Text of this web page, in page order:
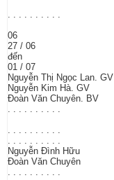
. . . . . . . . . .
06
27 / 06
đến
01 / 07
Nguyễn Thị Ngọc Lan. GV
Nguyễn Kim Hà. GV
Đoàn Văn Chuyên. BV
. . . . . . . . . .
. . . . . . . . . .
. . . . . . . . . .
Nguyễn Đình Hữu
Đoàn Văn Chuyên
. . . . . . . . . .